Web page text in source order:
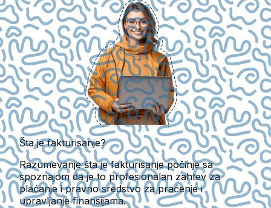
Šta je fakturisanje?
Razumevanje šta je fakturisanje počinje sa
spoznajom da je to profesionalan zahtev za
plaćanje i pravno sredstvo za praćenje i
upravljanje finansijama.